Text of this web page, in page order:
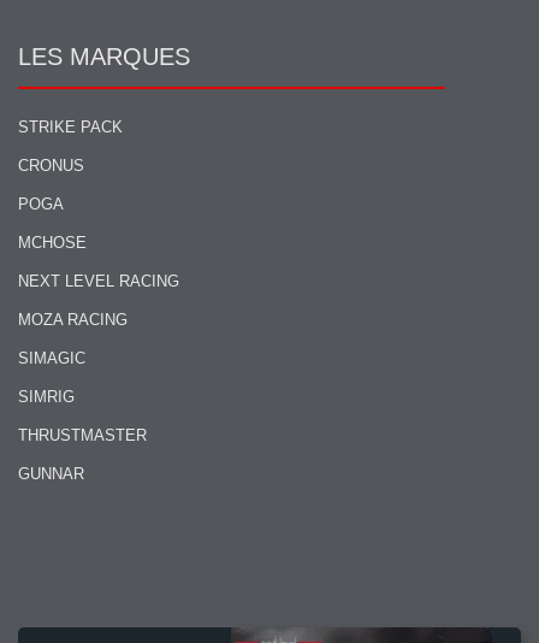
LES MARQUES
STRIKE PACK
CRONUS
POGA
MCHOSE
NEXT LEVEL RACING
MOZA RACING
SIMAGIC
SIMRIG
THRUSTMASTER
GUNNAR